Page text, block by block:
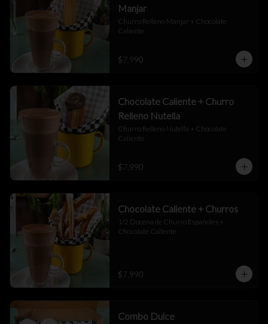
Manjar
Churro Relleno Manjar + Chocolate
Caliente
$7.990
Chocolate Caliente + Churro
Relleno Nutella
Churro Relleno Nutella + Chocolate
Caliente
$7.990
Chocolate Caliente + Churros
1/2 Docena de Churro Españoles +
Chocolate Caliente
$7.990
Combo Dulce